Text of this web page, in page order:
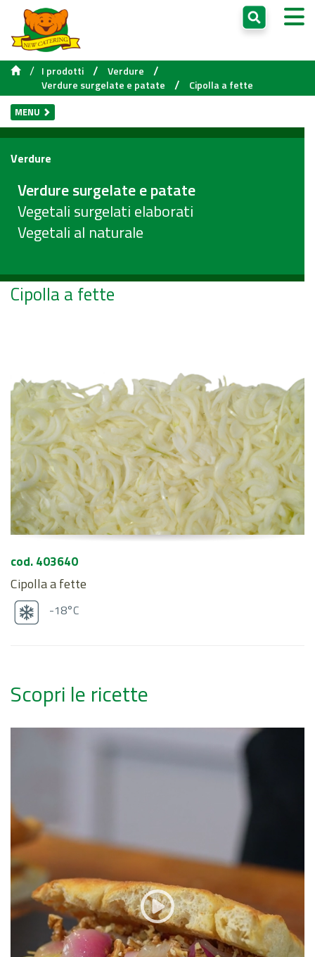
/ I prodotti / Verdure /
Verdure surgelate e patate / Cipolla a fette
MENU
Verdure
Verdure surgelate e patate
Vegetali surgelati elaborati
Vegetali al naturale
Cipolla a fette
cod. 403640
Cipolla a fette
-18°C
Scopri le ricette